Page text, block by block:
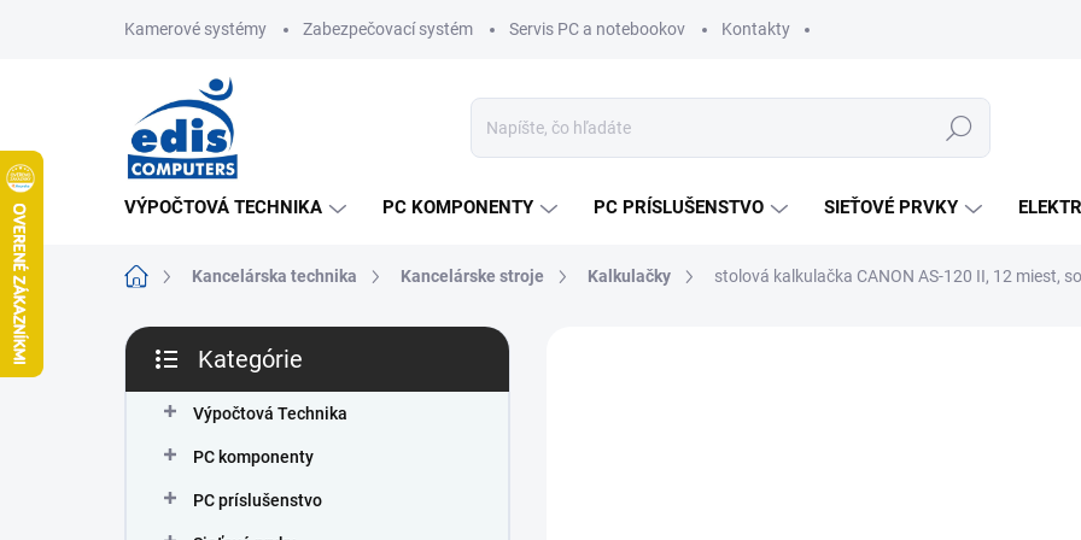
Kamerové systémy Zabezpečovací systém Servis PC a notebookov Kontakty
Hľadať
VÝPOČTOVÁ TECHNIKA PC KOMPONENTY PC PRÍSLUŠENSTVO SIEŤOVÉ PRVKY
DomovKancelárska technika Kancelárske stroje Kalkulačky stolová kalkulačka CANON AS-120 II, 12 miest,
B
č
kategórie
Kategórie
Výpočtová Technika
PC komponenty
PC príslušenstvo